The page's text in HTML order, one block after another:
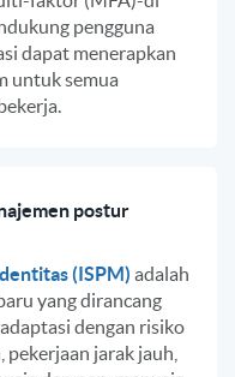
pengguna
dapat menerapkan
untuk semua
postur
(ISPM) adalah
yang dirancang
dengan risiko
jarak jauh,